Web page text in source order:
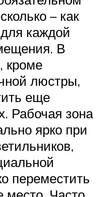
– как
каждой
В
кроме
люстры,
еще
Рабочая зона
ярко при
переместить